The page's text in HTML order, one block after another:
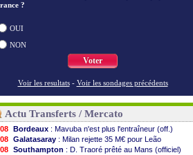
?
OUI
NON
Voter
Voir les resultats - Voir les sondages précédents
Actu Transferts / Mercato
Bordeaux : Mavuba n'est plus l'entraîneur (off.)
Galatasaray : Milan rejette 35 M€ pour Leão
Southampton : D. Traoré prêté au Mans (officiel)